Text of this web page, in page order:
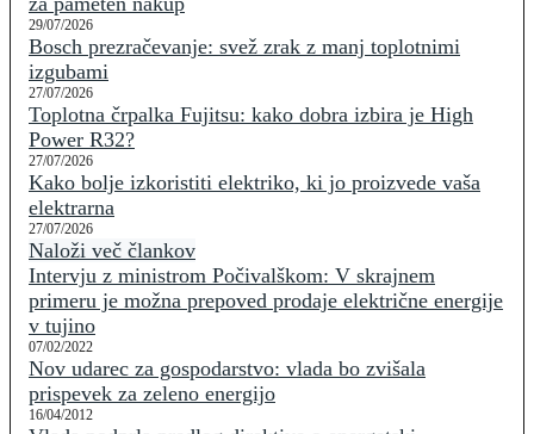
29/07/2026
Bosch prezračevanje: svež zrak z manj toplotnimi
izgubami
27/07/2026
Toplotna črpalka Fujitsu: kako dobra izbira je High
Power R32?
27/07/2026
Kako bolje izkoristiti elektriko, ki jo proizvede vaša
elektrarna
27/07/2026
Naloži več člankov
Intervju z ministrom Počivalškom: V skrajnem
primeru je možna prepoved prodaje električne energije
v tujino
07/02/2022
Nov udarec za gospodarstvo: vlada bo zvišala
prispevek za zeleno energijo
16/04/2012